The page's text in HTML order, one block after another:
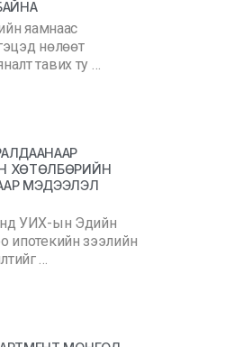
яамнаас
нөлөөт
тавих ту …
ХӨТӨЛБӨРИЙН
МЭДЭЭЛЭЛ
УИХ-ын Эдийн
ипотекийн зээлийн
…